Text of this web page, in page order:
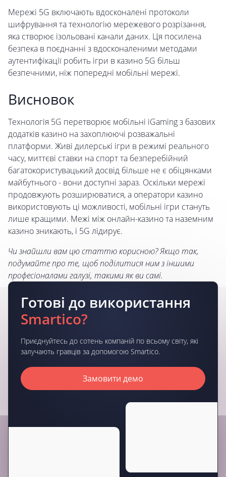
Мережі 5G включають вдосконалені протоколи
шифрування та технологію мережевого розрізання,
яка створює ізольовані канали даних. Ця посилена
безпека в поєднанні з вдосконаленими методами
аутентифікації робить ігри в казино 5G більш
безпечними, ніж попередні мобільні мережі.
Висновок
Технологія 5G перетворює мобільні iGaming з базових
додатків казино на захоплюючі розважальні
платформи. Живі дилерські ігри в режимі реального
часу, миттєві ставки на спорт та безперебійний
багатокористувацький досвід більше не є обіцянками
майбутнього - вони доступні зараз. Оскільки мережі
продовжують розширюватися, а оператори казино
використовують ці можливості, мобільні ігри стануть
лише кращими. Межі між онлайн-казино та наземним
казино зникають, і 5G лідирує.
Чи знайшли вам цю статтю корисною? Якщо так,
подумайте про те, щоб поділитися ним з іншими
професіоналами галузі, такими як ви самі.
Готові до використання
Smartico?
Приєднуйтесь до сотень компаній по всьому світу, які
залучають гравців за допомогою Smartico.
Замовити демо